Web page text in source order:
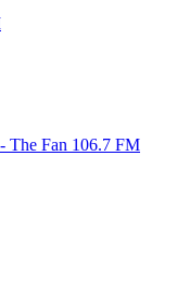
The Fan 106.7 FM